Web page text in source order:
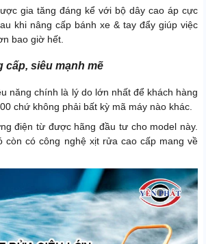
gia tăng đáng kể với bộ dây cao áp cực
khi nâng cấp bánh xe & tay đẩy giúp việc
bao giờ hết.
cấp, siêu mạnh mẽ
năng chính là lý do lớn nhất để khách hàng
chứ không phải bất kỳ mã máy nào khác.
điện từ được hãng đầu tư cho model này.
còn có công nghệ xịt rửa cao cấp mang về